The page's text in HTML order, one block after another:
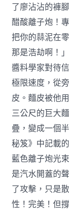
了廖沾沾的褲
醋酸離子炮！
把你的蒜泥在
那是浩劫啊！
醬料學家對待
極限速度，從
皮。麵皮被他
三公尺的巨大
疊，變成一個
秘笈》中記載
藍色離子炮光
是汽水開蓋的
了攻擊，只是
性！完美！但